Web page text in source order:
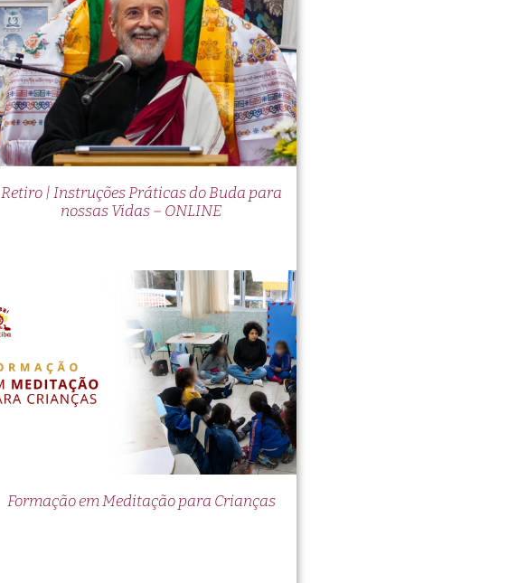
Retiro | Instruções Práticas do Buda para
nossas Vidas – ONLINE
Formação em Meditação para Crianças